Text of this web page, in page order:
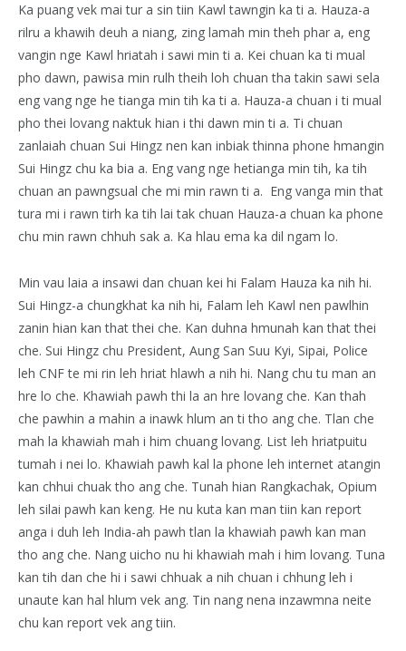
Ka puang vek mai tur a sin tiin Kawl tawngin ka ti a. Hauza-a
rilru a khawih deuh a niang, zing lamah min theh phar a, eng
vangin nge Kawl hriatah i sawi min ti a. Kei chuan ka ti mual
pho dawn, pawisa min rulh theih loh chuan tha takin sawi sela
eng vang nge he tianga min tih ka ti a. Hauza-a chuan i ti mual
pho thei lovang naktuk hian i thi dawn min ti a. Ti chuan
zanlaiah chuan Sui Hingz nen kan inbiak thinna phone hmangin
Sui Hingz chu ka bia a. Eng vang nge hetianga min tih, ka tih
chuan an pawngsual che mi min rawn ti a. Eng vanga min that
tura mi i rawn tirh ka tih lai tak chuan Hauza-a chuan ka phone
chu min rawn chhuh sak a. Ka hlau ema ka dil ngam lo.
Min vau laia a insawi dan chuan kei hi Falam Hauza ka nih hi.
Sui Hingz-a chungkhat ka nih hi, Falam leh Kawl nen pawlhin
zanin hian kan that thei che. Kan duhna hmunah kan that thei
che. Sui Hingz chu President, Aung San Suu Kyi, Sipai, Police
leh CNF te mi rin leh hriat hlawh a nih hi. Nang chu tu man an
hre lo che. Khawiah pawh thi la an hre lovang che. Kan thah
che pawhin a mahin a inawk hlum an ti tho ang che. Tlan che
mah la khawiah mah i him chuang lovang. List leh hriatpuitu
tumah i nei lo. Khawiah pawh kal la phone leh internet atangin
kan chhui chuak tho ang che. Tunah hian Rangkachak, Opium
leh silai pawh kan keng. He nu kuta kan man tiin kan report
anga i duh leh India-ah pawh tlan la khawiah pawh kan man
tho ang che. Nang uicho nu hi khawiah mah i him lovang. Tuna
kan tih dan che hi i sawi chhuak a nih chuan i chhung leh i
unaute kan hal hlum vek ang. Tin nang nena inzawmna neite
chu kan report vek ang tiin.